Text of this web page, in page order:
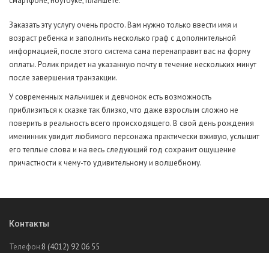
Заказать эту услугу очень просто. Вам нужно только ввести имя и
возраст ребенка и заполнить несколько граф с дополнительной
информацией, после этого система сама перенаправит вас на форму
оплаты. Ролик придет на указанную почту в течение нескольких минут
после завершения транзакции.
У современных мальчишек и девчонок есть возможность
приблизиться к сказке так близко, что даже взрослым сложно не
поверить в реальность всего происходящего. В свой день рождения
именинник увидит любимого персонажа практически вживую, услышит
его теплые слова и на весь следующий год сохранит ощущение
причастности к чему-то удивительному и волшебному.
Контакты
Телефон:8 (4012) 92 06 55